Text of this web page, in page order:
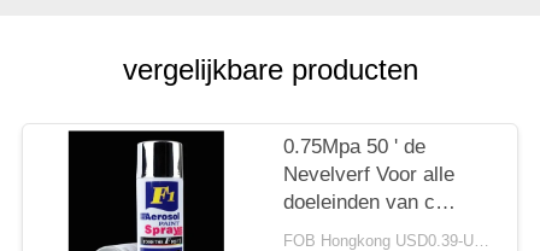
vergelijkbare producten
0.75Mpa 50 ' de
Nevelverf Voor alle
doeleinden van c
400ML F1
FOB Hongkong USD0.39-USD0.59 per piece MOQ:12000pcs/500ctns